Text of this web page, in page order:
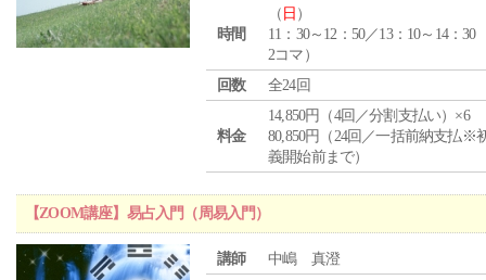
時間
（ 日 ）
11：30～12：50／13：10～14：30
2コマ）
回数
全24回
料金
14,850円（4回／分割支払い）×6
80,850円（24回／一括前納支払※
義開始前まで）
【ZOOM講座】易占入門（周易入門）
講師 中嶋 真澄